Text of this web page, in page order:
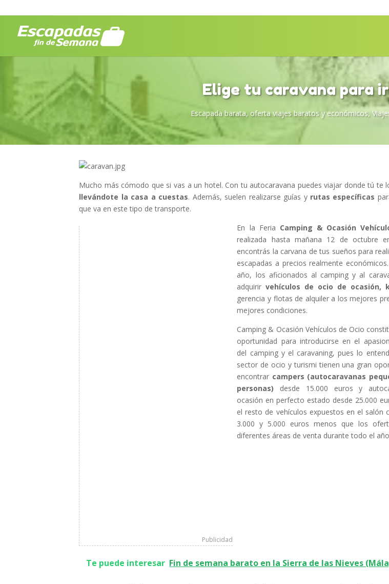
Elige tu caravana para
Escapada barata, oferta viajes baratos y económicos,
Mucho más cómodo que si vas a un hotel. Con tu autocaravana puedes viajar donde tú te
llevándote la casa a cuestas. Además, suelen realizarse guías y rutas específicas
que va en este tipo de transporte.
Publicidad
En la Feria Camping & Ocasión
realizada hasta mañana 12 de octubre
encontrás la carvana de tus sueños para
escapadas a precios realmente
año, los aficionados al camping y al
adquirirvehículos de ocio de ocasión,
gerencia y flotas de alquiler a los mejores
mejores condiciones.
Camping & Ocasión Vehículos de Ocio
oportunidad para introducirse en el
del camping y el caravaning, pues lo
sector de ocio y turismi tienen una gran
encontrar campers (autocaravanas
personas) desde 15.000 euros y
ocasión en perfecto estado desde 25.000
el resto de vehículos expuestos en el salón
3.000 y 5.000 euros menos que los
diferentes áreas de venta durante todo el
Te puede interesar Fin de semana barato en la Sierra de las Nieves